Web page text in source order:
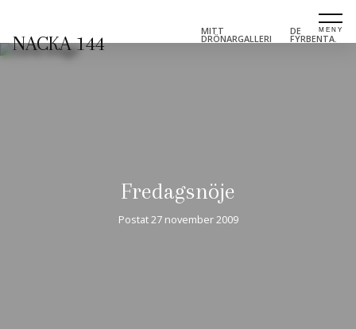
NACKA 144
MITT
DRÖNARGALLERI
DE
FYRBENTA.
Fredagsnöje
Postat27 november 2009